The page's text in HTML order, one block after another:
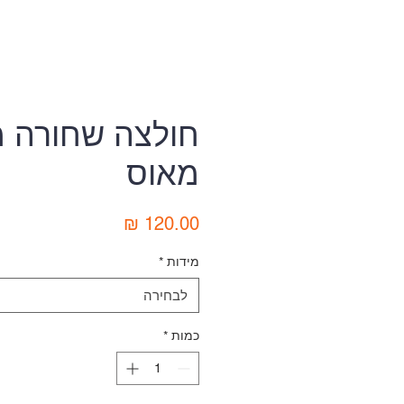
חולצה שחורה
מאוס
מידות *
לבחירה
כמות *